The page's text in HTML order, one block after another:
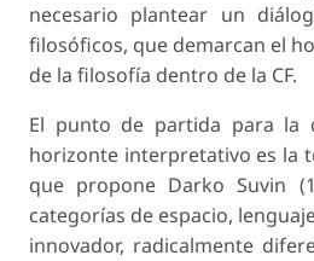
necesario plantear un
filosóficos, que demarcan el
de la filosofía dentro de la CF.
El punto de partida para la
horizonte interpretativo es la
que propone Darko Suvin
categorías de espacio,
innovador, radicalmente